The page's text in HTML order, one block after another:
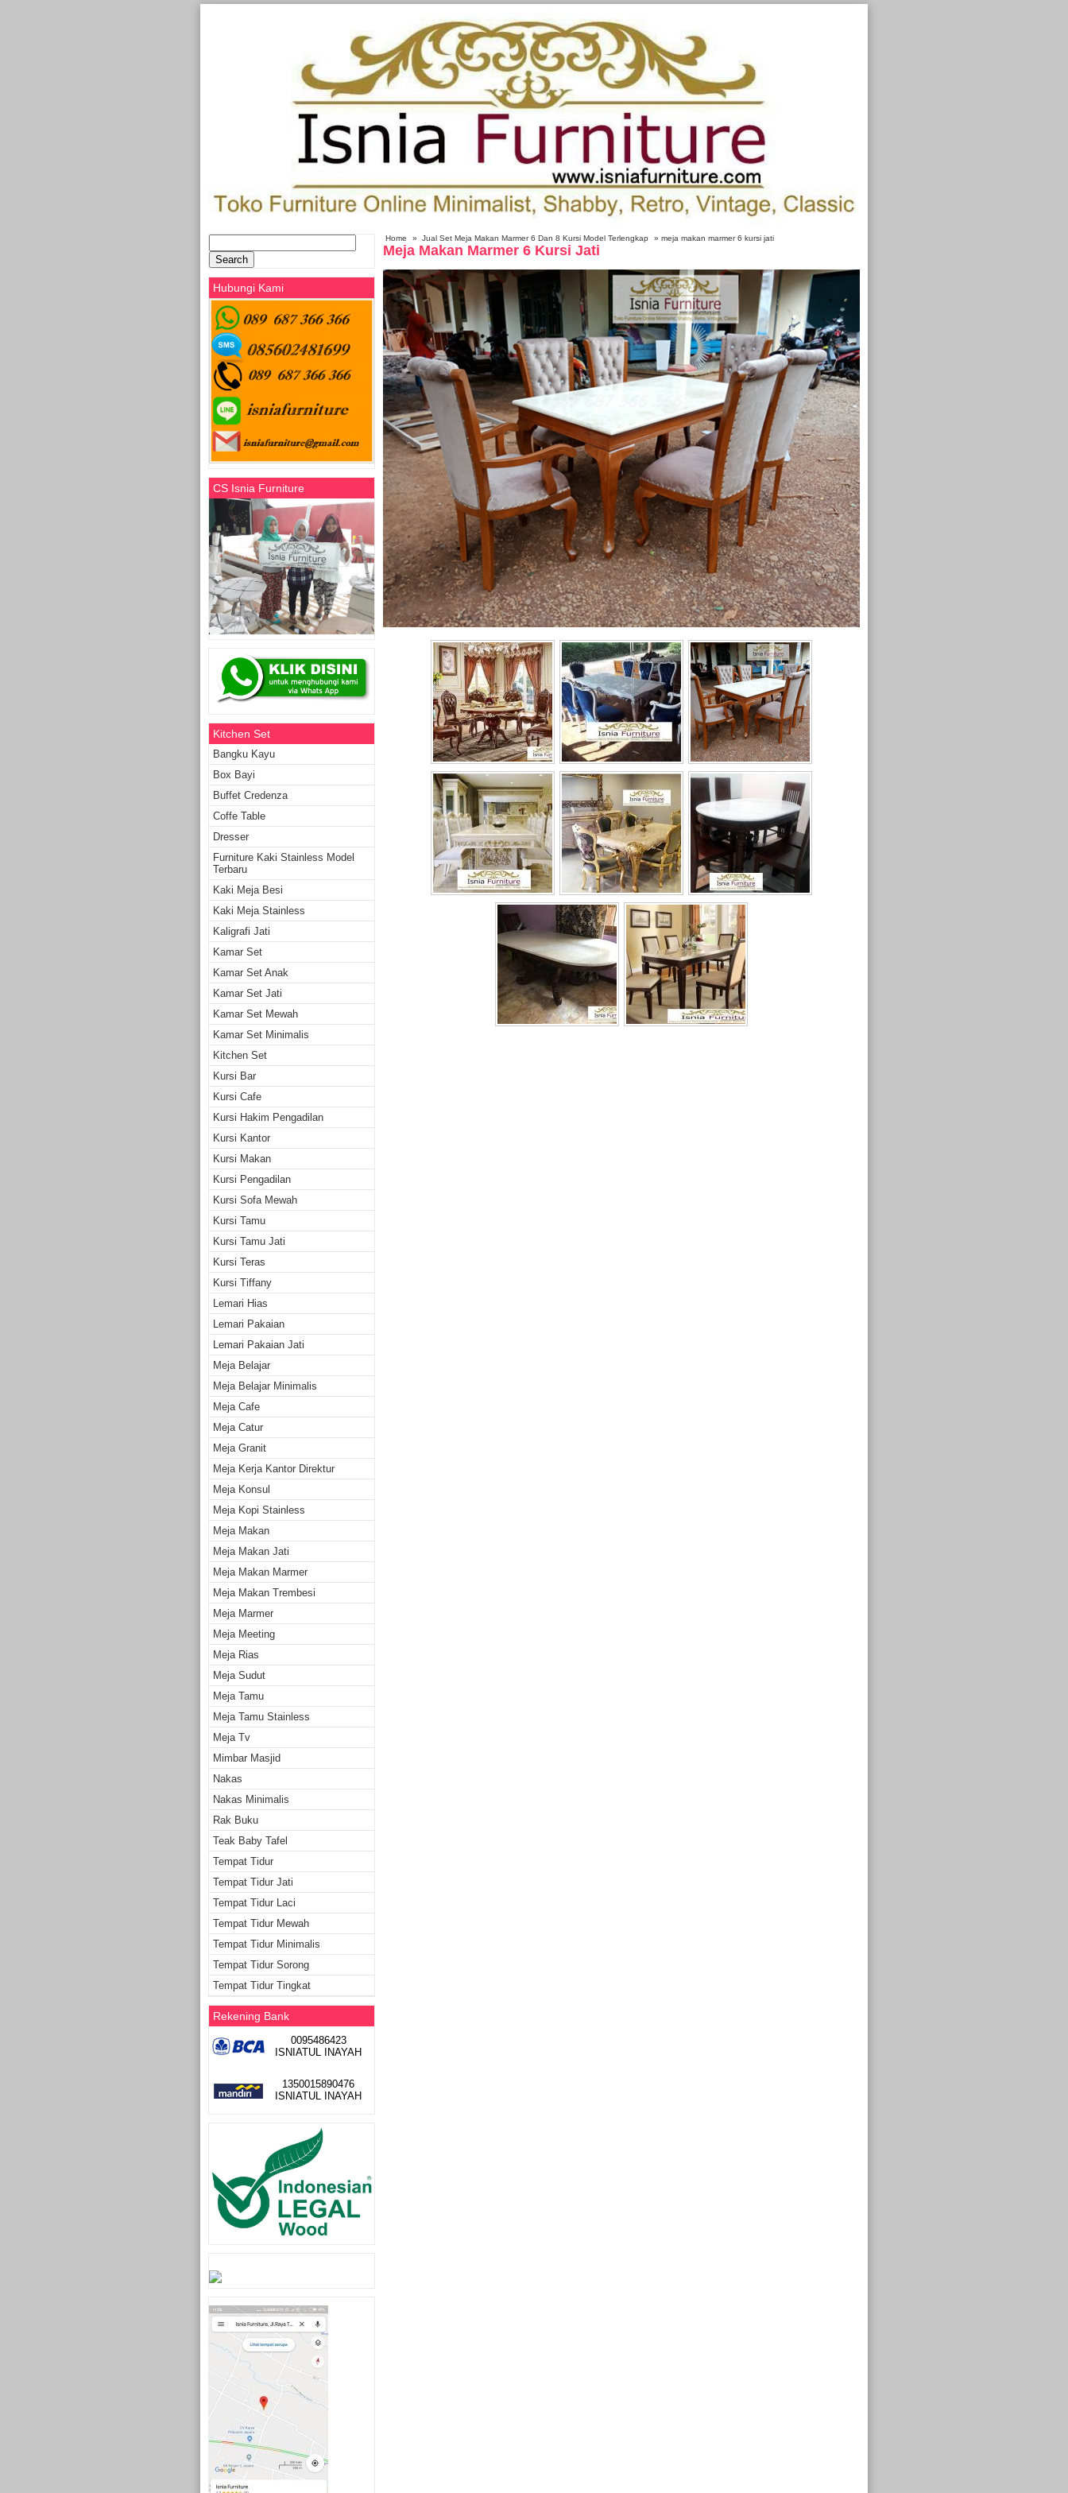
Home » Jual Set Meja Makan Marmer 6 Dan 8 Kursi Model Terlengkap » meja makan marmer 6 kursi jati
Meja Makan Marmer 6 Kursi Jati
Search
for:
Hubungi Kami
CS Isnia Furniture
Kitchen Set
Bangku Kayu
Box Bayi
Buffet Credenza
Coffe Table
Dresser
Furniture Kaki Stainless Model
Terbaru
Kaki Meja Besi
Kaki Meja Stainless
Kaligrafi Jati
Kamar Set
Kamar Set Anak
Kamar Set Jati
Kamar Set Mewah
Kamar Set Minimalis
Kitchen Set
Kursi Bar
Kursi Cafe
Kursi Hakim Pengadilan
Kursi Kantor
Kursi Makan
Kursi Pengadilan
Kursi Sofa Mewah
Kursi Tamu
Kursi Tamu Jati
Kursi Teras
Kursi Tiffany
Lemari Hias
Lemari Pakaian
Lemari Pakaian Jati
Meja Belajar
Meja Belajar Minimalis
Meja Cafe
Meja Catur
Meja Granit
Meja Kerja Kantor Direktur
Meja Konsul
Meja Kopi Stainless
Meja Makan
Meja Makan Jati
Meja Makan Marmer
Meja Makan Trembesi
Meja Marmer
Meja Meeting
Meja Rias
Meja Sudut
Meja Tamu
Meja Tamu Stainless
Meja Tv
Mimbar Masjid
Nakas
Nakas Minimalis
Rak Buku
Teak Baby Tafel
Tempat Tidur
Tempat Tidur Jati
Tempat Tidur Laci
Tempat Tidur Mewah
Tempat Tidur Minimalis
Tempat Tidur Sorong
Tempat Tidur Tingkat
Rekening Bank
0095486423
ISNIATUL INAYAH
1350015890476
ISNIATUL INAYAH